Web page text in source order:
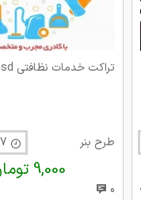
تراکت خدمات نظافتی psd
طرح بنر
9,000 تومان
0